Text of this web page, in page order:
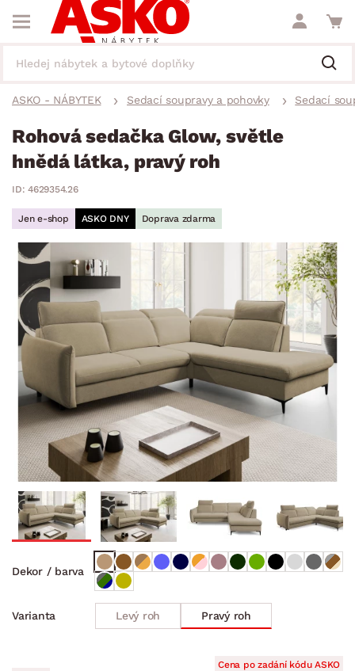
ASKO - NÁBYTEK Sedací soupravy a pohovky Sedací
Rohová sedačka Glow, světle
hnědá látka, pravý roh
ID: 4629354.26
Jen e-shop ASKO DNY Doprava zdarma
Dekor / barva
Varianta Levý roh Pravý roh
Cena po zadání kódu ASKO